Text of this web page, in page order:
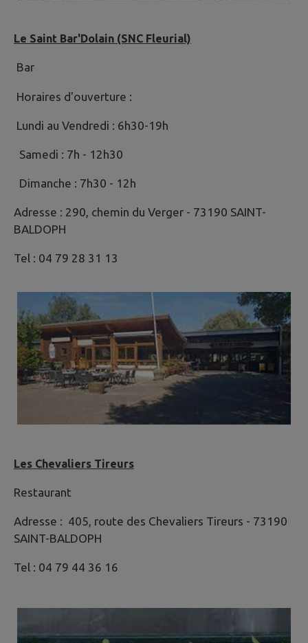
Le Saint Bar'Dolain (SNC Fleurial)
Bar
Horaires d'ouverture :
Lundi au Vendredi : 6h30-19h
Samedi : 7h - 12h30
Dimanche : 7h30 - 12h
Adresse : 290, chemin du Verger - 73190 SAINT-
BALDOPH
Tel : 04 79 28 31 13
Les Chevaliers Tireurs
Restaurant
Adresse : 405, route des Chevaliers Tireurs - 73190
SAINT-BALDOPH
Tel : 04 79 44 36 16